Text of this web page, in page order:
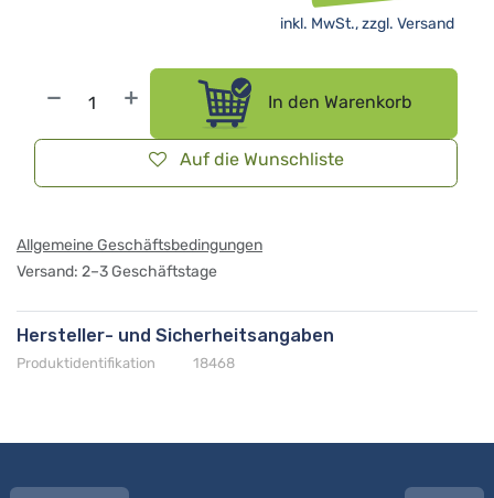
In den Warenkorb
Auf die Wunschliste
inkl. MwSt., zzgl. Versand
Allgemeine Geschäftsbedingungen
Versand: 2–3 Geschäftstage
Hersteller- und Sicherheitsangaben
Produktidentifikation 18468